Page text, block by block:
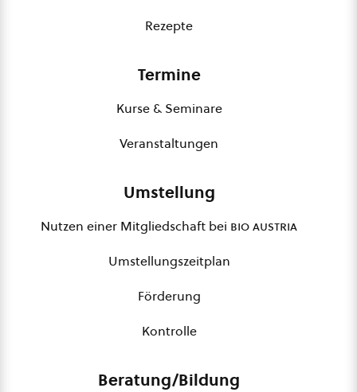
Rezepte
Termine
Kurse & Seminare
Veranstaltungen
Umstellung
Nutzen einer Mitgliedschaft bei bio austria
Umstellungszeitplan
Förderung
Kontrolle
Beratung/Bildung